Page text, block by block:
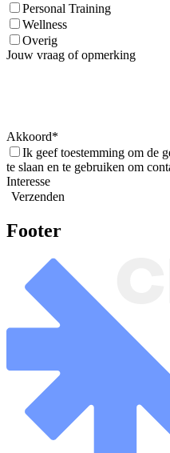
Personal Training
Wellness
Overig
Jouw vraag of opmerking
Akkoord
Ik geef toestemming om de
te slaan en te gebruiken om
Interesse
Verzenden
Footer